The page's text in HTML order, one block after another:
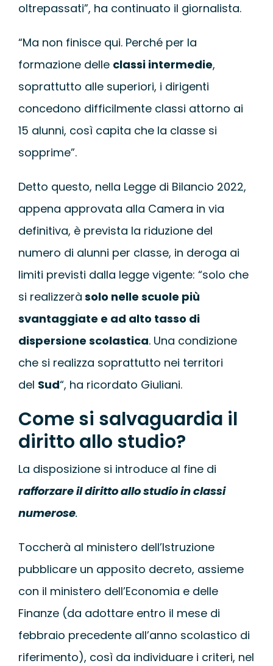
oltrepassati”, ha continuato il giornalista.
“Ma non finisce qui. Perché per la
formazione delle classi intermedie,
soprattutto alle superiori, i dirigenti
concedono difficilmente classi attorno ai
15 alunni, così capita che la classe si
sopprime”.
Detto questo, nella Legge di Bilancio 2022,
appena approvata alla Camera in via
definitiva, è prevista la riduzione del
numero di alunni per classe, in deroga ai
limiti previsti dalla legge vigente: “solo che
si realizzerà solo nelle scuole più
svantaggiate e ad alto tasso di
dispersione scolastica. Una condizione
che si realizza soprattutto nei territori
del Sud“, ha ricordato Giuliani.
Come si salvaguardia il
diritto allo studio?
La disposizione si introduce al fine di
rafforzare il diritto allo studio in classi
numerose.
Toccherà al ministero dell’Istruzione
pubblicare un apposito decreto, assieme
con il ministero dell’Economia e delle
Finanze (da adottare entro il mese di
febbraio precedente all’anno scolastico di
riferimento), così da individuare i criteri, nel